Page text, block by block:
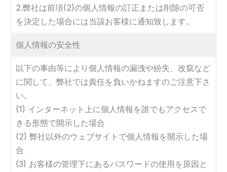
2.弊社は前項(2)の個人情報の訂正または削除の可否
を決定した場合には当該お客様に通知致します。
個人情報の安全性
以下の事由等により個人情報の漏洩や紛失、改竄など
に関して、弊社では責任を負いかねますのご注意下さ
い。
(1) インターネット上に個人情報を誰でもアクセスで
きる形態で開示した場合
(2) 弊社以外のウェブサイトで個人情報を開示した場
合
(3) お客様の管理下にあるパスワードの使用を原因と